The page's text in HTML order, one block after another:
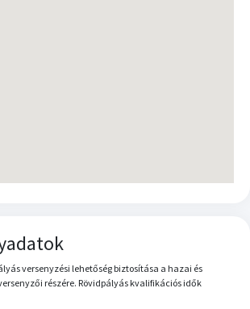
versenyzési lehetőség biztosítása a hazai és
részére. Rövidpályás kvalifikációs idők